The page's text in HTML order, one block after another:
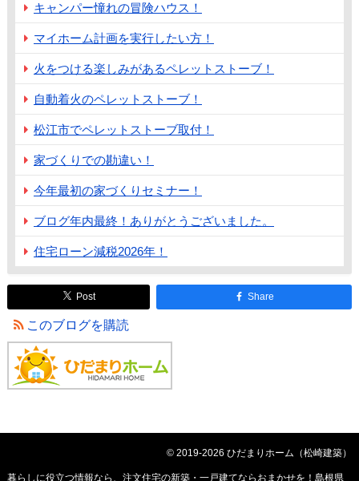
キャンパー憧れの冒険ハウス！
マイホーム計画を実行したい方！
火をつける楽しみがあるペレットストーブ！
自動着火のペレットストーブ！
松江市でペレットストーブ取付！
家づくりでの勘違い！
今年最初の家づくりセミナー！
ブログ年内最終！ありがとうございました。
住宅ローン減税2026年！
Post Share
このブログを購読
© 2019-2026 ひだまりホーム（松崎建築）
暮らしに役立つ情報なら、 注文住宅の新築・一戸建てならおまかせを！島根県